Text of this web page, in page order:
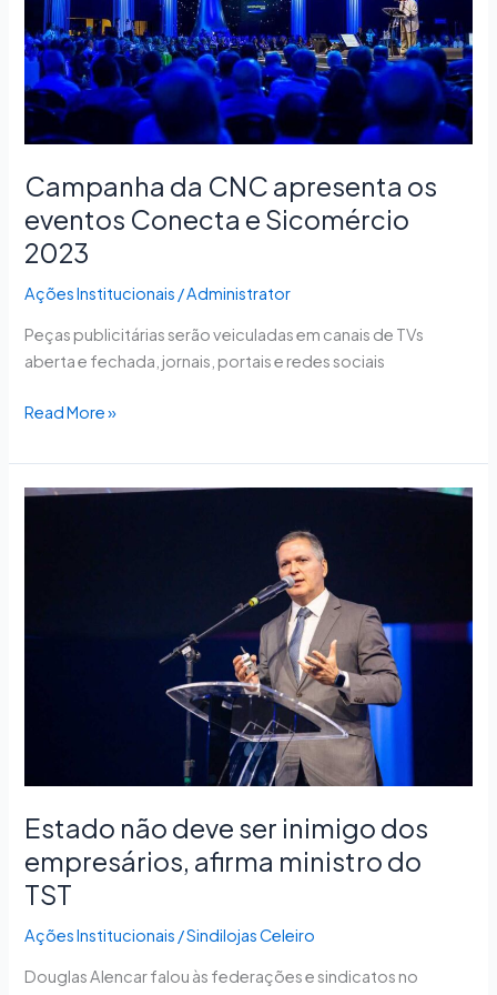
Campanha da CNC apresenta os
eventos Conecta e Sicomércio
2023
Ações Institucionais /Administrator
Peças publicitárias serão veiculadas em canais de TVs
aberta e fechada, jornais, portais e redes sociais
Conecta
e
Sicomércio
2023
Read More »
Estado não deve ser inimigo dos
empresários, afirma ministro do
TST
Ações Institucionais /Sindilojas Celeiro
Douglas Alencar falou às federações e sindicatos no
Estado
dos